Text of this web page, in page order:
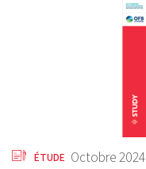
ÉTUDE Octobre 2024